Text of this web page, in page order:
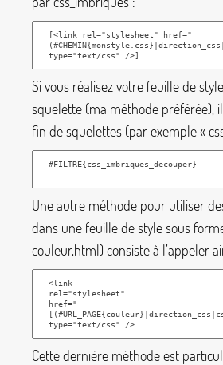
Si vous réalisez votre feuille de
squelette (ma méthode préférée),
fin de squelettes (par exemple «
Une autre méthode pour utiliser
dans une feuille de style sous
couleur.html) consiste à l’appeler
Cette dernière méthode est